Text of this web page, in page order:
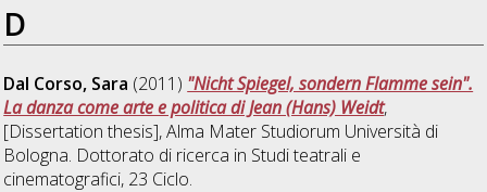
D
Dal Corso, Sara (2011) "Nicht Spiegel, sondern Flamme sein".
La danza come arte e politica di Jean (Hans) Weidt,
[Dissertation thesis], Alma Mater Studiorum Università di
Bologna. Dottorato di ricerca in Studi teatrali e
cinematografici, 23 Ciclo.